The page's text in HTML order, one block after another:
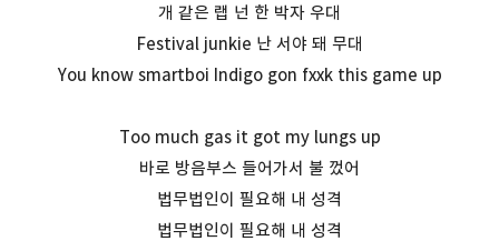
개 같은 랩 넌 한 박자 우대
Festival junkie 난 서야 돼 무대
You know smartboi Indigo gon fxxk this game up
Too much gas it got my lungs up
바로 방음부스 들어가서 불 껐어
법무법인이 필요해 내 성격
법무법인이 필요해 내 성격